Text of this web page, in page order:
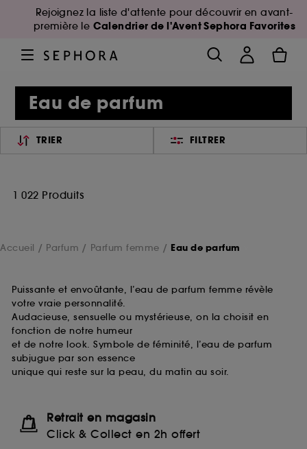
Rejoignez la liste d'attente pour découvrir en avant-
première le Calendrier de l'Avent Sephora Favorites
Eau de parfum
TRIER FILTRER
1 022 Produits
Accueil Parfum Parfum femme Eau de parfum
Puissante et envoûtante, l’eau de parfum femme révèle
votre vraie personnalité.
Audacieuse, sensuelle ou mystérieuse, on la choisit en
fonction de notre humeur
et de notre look. Symbole de féminité, l’eau de parfum
subjugue par son essence
unique qui reste sur la peau, du matin au soir.
Retrait en magasin
Click & Collect en 2h offert